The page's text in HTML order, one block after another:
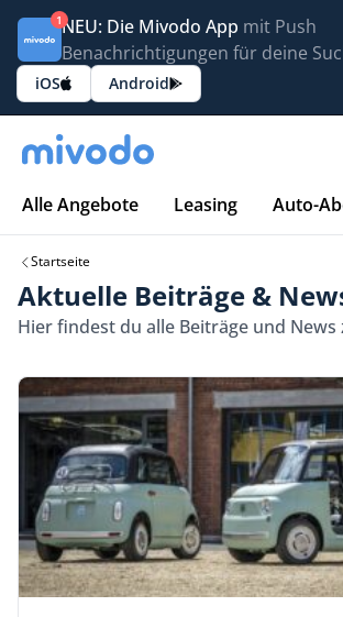
1NEU: Die Mivodo App mit Push
Benachrichtigungen für deine
iOS Android
Alle Angebote Leasing Auto-
Startseite
Aktuelle Beiträge &
Hier findest du alle Beiträge und News